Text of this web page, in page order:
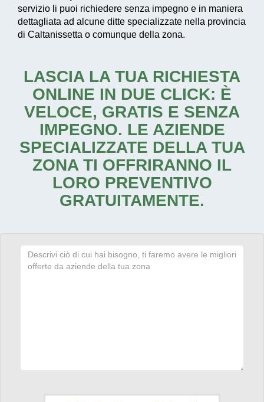
servizio li puoi richiedere senza impegno e in maniera
dettagliata ad alcune ditte specializzate nella provincia
di Caltanissetta o comunque della zona.
LASCIA LA TUA RICHIESTA
ONLINE IN DUE CLICK: È
VELOCE, GRATIS E SENZA
IMPEGNO. LE AZIENDE
SPECIALIZZATE DELLA TUA
ZONA TI OFFRIRANNO IL
LORO PREVENTIVO
GRATUITAMENTE.